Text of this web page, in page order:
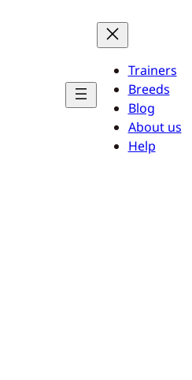
Trainers
Breeds
Blog
About us
Help